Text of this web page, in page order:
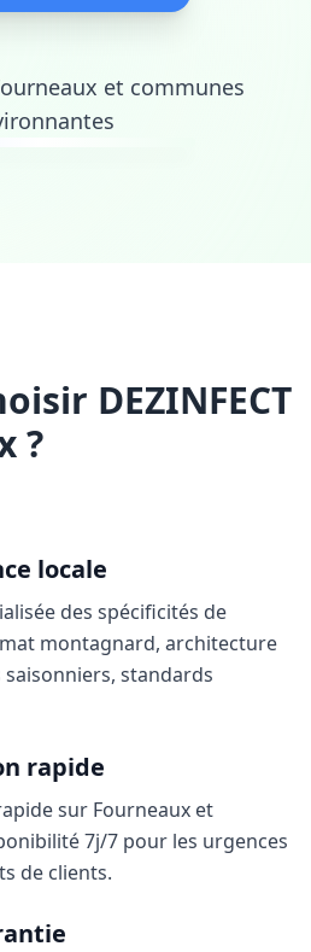
et communes
DEZINFECT
?
locale
des spécificités de
montagnard, architecture
saisonniers, standards
rapide
sur Fourneaux et
7j/7 pour les urgences
de clients.